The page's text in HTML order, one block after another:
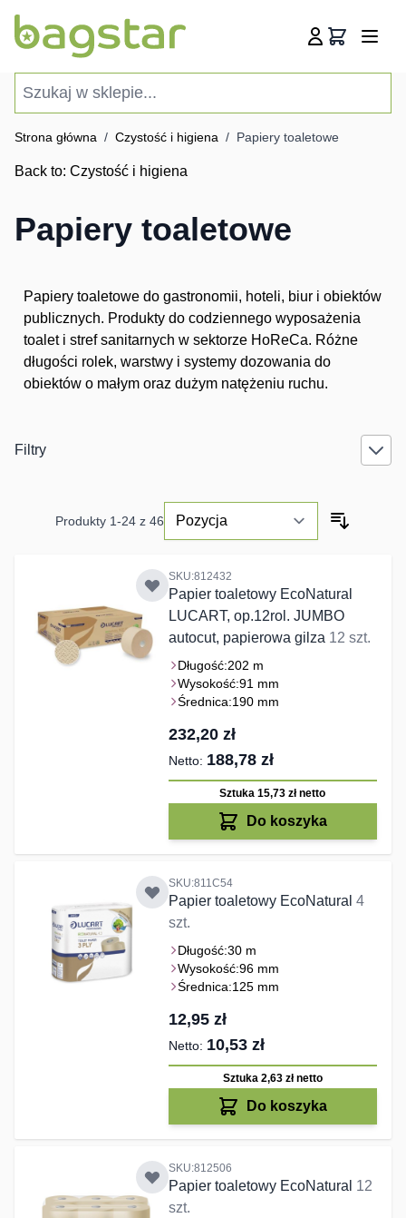
Koszyk
Strona główna / Czystość i higiena / Papiery toaletowe
Back to: Czystość i higiena
Papiery toaletowe
Papiery toaletowe do gastronomii, hoteli, biur i obiektów
publicznych. Produkty do codziennego wyposażenia
toalet i stref sanitarnych w sektorze HoReCa. Różne
długości rolek, warstwy i systemy dozowania do
obiektów o małym oraz dużym natężeniu ruchu.
Filtry
Produkty 1-24 z 46
SKU:812432
Papier toaletowy EcoNatural
LUCART, op.12rol. JUMBO
autocut, papierowa gilza 12 szt.
Długość:202 m
Wysokość:91 mm
Średnica:190 mm
232,20 zł
188,78 zł
Sztuka 15,73 złnetto
Do koszyka
SKU:811C54
Papier toaletowy EcoNatural 4
szt.
Długość:30 m
Wysokość:96 mm
Średnica:125 mm
12,95 zł
10,53 zł
Sztuka 2,63 złnetto
Do koszyka
SKU:812506
Papier toaletowy EcoNatural 12
szt.